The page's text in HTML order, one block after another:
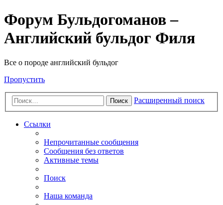
Форум Бульдогоманов –
Английский бульдог Филя
Все о породе английский бульдог
Пропустить
Поиск Расширенный поиск
Ссылки
Непрочитанные сообщения
Сообщения без ответов
Активные темы
Поиск
Наша команда